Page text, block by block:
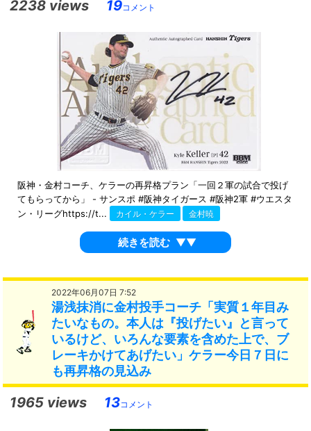
2238 views 19コメント
阪神・金村コーチ、ケラーの再昇格プラン「一回２軍の試合で投げ
てもらってから」 - サンスポ #阪神タイガース #阪神2軍 #ウエスタ
ン・リーグhttps://t...
カイル・ケラー 金村暁
続きを読む ▼▼
2022年06月07日 7:52
湯浅抹消に金村投手コーチ「実質１年目み
たいなもの。本人は『投げたい』と言って
いるけど、いろんな要素を含めた上で、ブ
レーキかけてあげたい」ケラー今日７日に
も再昇格の見込み
1965 views 13コメント